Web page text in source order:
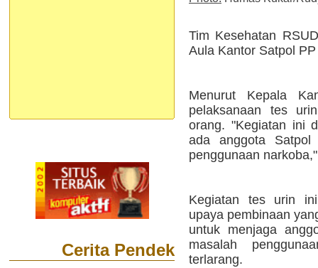
Cerita Pendek
Tim Kesehatan
Aula Kantor Satpol
Menurut Kepala
pelaksanaan tes
orang. "Kegiatan ini
ada anggota
penggunaan
Kegiatan tes urin
upaya pembinaan
untuk menjaga
masalah
terlarang.